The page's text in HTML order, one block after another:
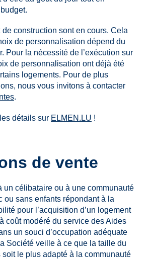
de construction sont en cours. Cela
de personnalisation dépend du
Pour la nécessité de l’exécution sur
de personnalisation ont déjà été
logements. Pour de plus
nous vous invitons à contacter
.
détails sur ELMEN.LU !
de vente
un célibataire ou à une communauté
ou sans enfants répondant à la
pour l’acquisition d’un logement
coût modéré du service des Aides
un souci d’occupation adéquate
Société veille à ce que la taille du
soit le plus adapté à la communauté